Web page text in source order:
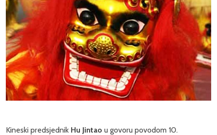
Kineski predsjednik Hu Jintao u govoru povodom 10.